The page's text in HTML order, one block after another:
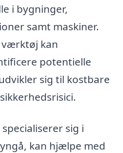
i bygninger,
samt maskiner.
kan
potentielle
sig til kostbare
sig i
kan hjælpe med